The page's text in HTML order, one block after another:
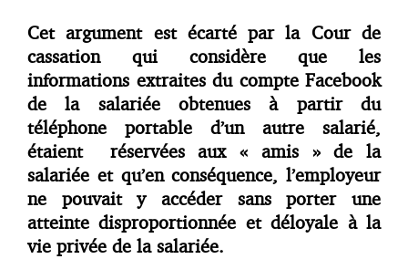
Cet argument est écarté par la Cour de
cassation qui considère que les
informations extraites du compte Facebook
de la salariée obtenues à partir du
téléphone portable d’un autre salarié,
étaient réservées aux « amis » de la
salariée et qu’en conséquence, l’employeur
ne pouvait y accéder sans porter une
atteinte disproportionnée et déloyale à la
vie privée de la salariée.